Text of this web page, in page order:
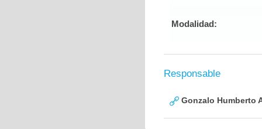
Modalidad:
Responsable
Gonzalo Humberto